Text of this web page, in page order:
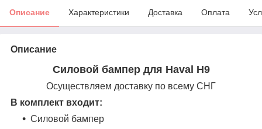
Описание Характеристики Доставка Оплата
Описание
Силовой бампер для Haval H9
Осуществляем доставку по всему СНГ
В комплект входит:
Силовой бампер